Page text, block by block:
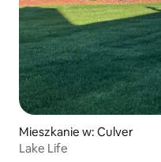
Mieszkanie w: Culver
Lake Life